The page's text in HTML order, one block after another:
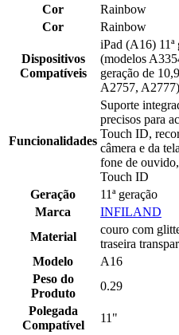
Cor
Rainbow
Cor
Rainbow
Dispositivos
Compatíveis
iPad (A16) 11ª
(modelos
geração de
A2757, A2777)
Funcionalidades
Suporte
precisos para
Touch ID,
câmera e da
fone de
Touch ID
Geração
11ª geração
Marca
INFILAND
Material
couro com
traseira
Modelo
A16
Peso do
Produto
0.29
Polegada
Compatível
11"